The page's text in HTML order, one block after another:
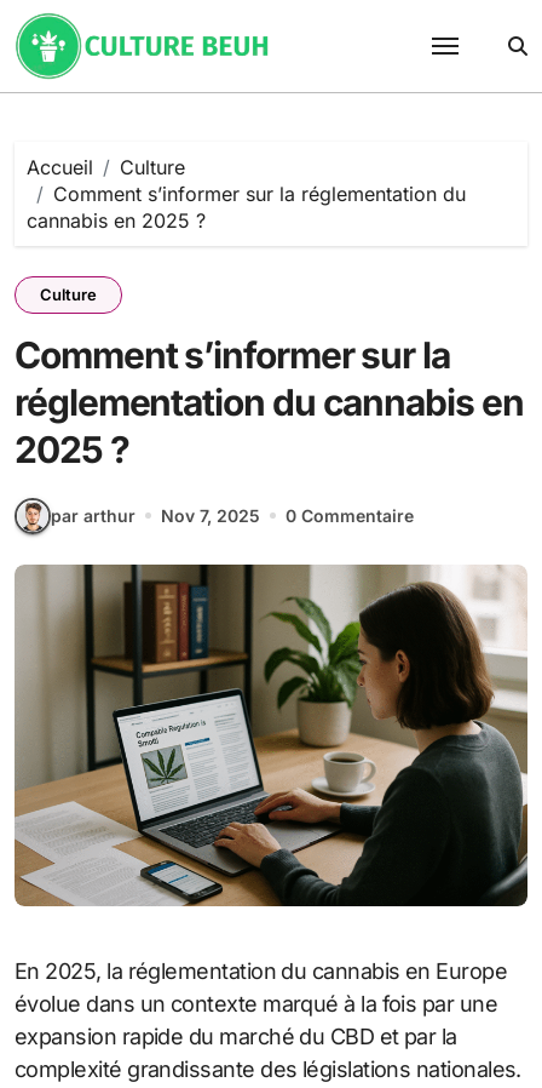
Passer
au
contenu
Accueil
Culture
Comment s’informer sur la réglementation du
cannabis en 2025 ?
Culture
Comment s’informer sur la
réglementation du cannabis en
2025 ?
par arthur Nov 7, 2025 0 Commentaire
En 2025, la réglementation du cannabis en Europe
évolue dans un contexte marqué à la fois par une
expansion rapide du marché du CBD et par la
complexité grandissante des législations nationales.